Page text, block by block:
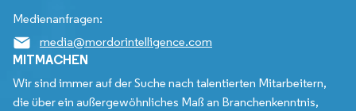
Medienanfragen:
media@mordorintelligence.com
MITMACHEN
Wir sind immer auf der Suche nach talentierten Mitarbeitern,
die über ein außergewöhnliches Maß an Branchenkenntnis,